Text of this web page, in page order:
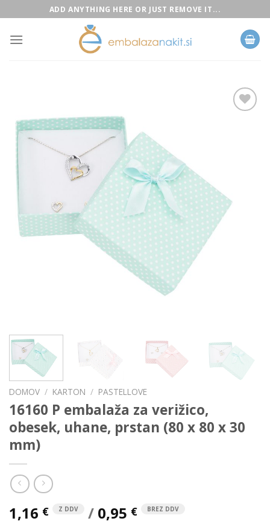
to
content
ADD ANYTHING HERE OR JUST REMOVE IT...
DOMOV / KARTON / PASTELLOVE
16160 P embalaža za verižico,
obesek, uhane, prstan (80 x 80 x 30
mm)
1,16 € Z DDV / 0,95 € BREZ DDV